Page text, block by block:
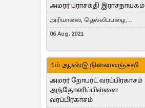
அமரர் பராசக்தி இராசநாயகம்
அரியாலை, தெல்லிப்பழை,
Montreal, Canada
06 Aug, 2021
1ம் ஆண்டு நினைவஞ்சலி
அமரர் றோபர்ட் வரப்பிரகாசம்
அந்தோனிப்பிள்ளை
வரப்பிரகாசம்